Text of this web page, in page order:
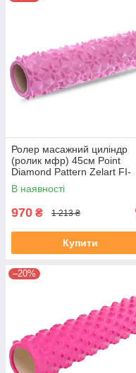
Ролер масажний циліндр
(ролик мфр) 45см Point
Diamond Pattern Zelart FI-
0458 кольори в асортименті
В наявності
970 ₴ 1 213 ₴
Купити
–20%